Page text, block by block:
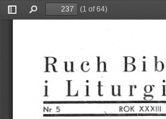
Toggle
Find
(1 of 64)
Ruch
i
Nr 5 ROK XXXIII